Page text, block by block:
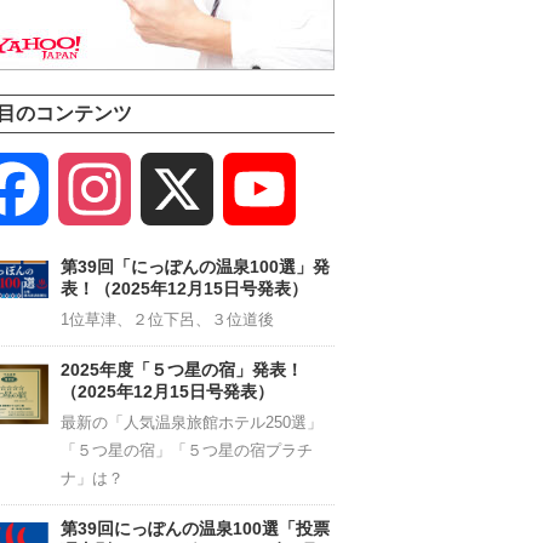
のコンテンツ
Facebook Instagram
Channel
第39回「にっぽんの温泉100選」発
表！（2025年12月15日号発表）
1位草津、２位下呂、３位道後
2025年度「５つ星の宿」発表！
（2025年12月15日号発表）
最新の「人気温泉旅館ホテル250選」
「５つ星の宿」「５つ星の宿プラチ
ナ」は？
第39回にっぽんの温泉100選「投票